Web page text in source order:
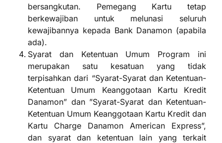
bersangkutan. Pemegang Kartu tetap
berkewajiban untuk melunasi seluruh
kewajibannya kepada Bank Danamon (apabila
ada).
Syarat dan Ketentuan Umum Program ini
merupakan satu kesatuan yang tidak
terpisahkan dari “Syarat-Syarat dan Ketentuan-
Ketentuan Umum Keanggotaan Kartu Kredit
Danamon” dan ”Syarat-Syarat dan Ketentuan-
Ketentuan Umum Keanggotaan Kartu Kredit dan
Kartu Charge Danamon American Express”,
dan syarat dan ketentuan lain yang terkait